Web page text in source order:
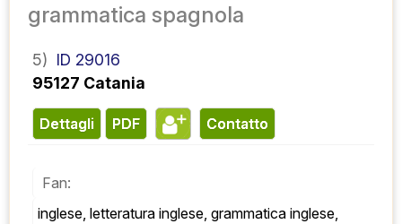
grammatica spagnola
5) ID 29016
95127 Catania
Dettagli PDF contatto
Fan:
inglese, letteratura inglese, grammatica inglese,